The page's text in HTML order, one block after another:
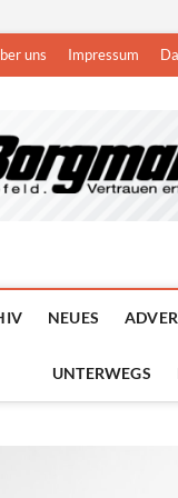
uns Impressum
NIEDERRHEIN
NEUES
UNTERWEGS